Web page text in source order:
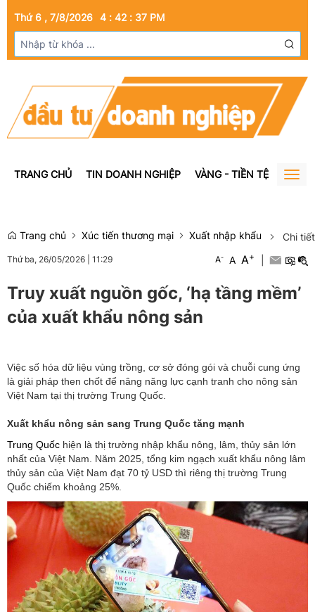
Thứ 6 , 7/8/2026 4 : 42 : 37 PM
TRANG CHỦ TIN DOANH NGHIỆP VÀNG - TIỀN TỆ BẤT
Trang chủ Xúc tiến thương mại Xuất nhập khẩu Chi
Thứ ba, 26/05/2026 11:29 A- A A+
Truy xuất nguồn gốc, ‘hạ tầng mềm’
của xuất khẩu nông sản
Việc số hóa dữ liệu vùng trồng, cơ sở đóng gói và chuỗi cung ứng
là giải pháp then chốt để nâng năng lực cạnh tranh cho nông sản
Việt Nam tại thị trường Trung Quốc.
Xuất khẩu nông sản sang Trung Quốc tăng mạnh
Trung Quốc hiện là thị trường nhập khẩu nông, lâm, thủy sản lớn
nhất của Việt Nam. Năm 2025, tổng kim ngạch xuất khẩu nông lâm
thủy sản của Việt Nam đạt 70 tỷ USD thì riêng thị trường Trung
Quốc chiếm khoảng 25%.